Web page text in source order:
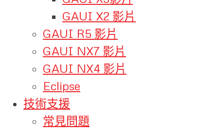
GAUI X2 影片
GAUI R5 影片
GAUI NX7 影片
GAUI NX4 影片
Eclipse
技術支援
常見問題